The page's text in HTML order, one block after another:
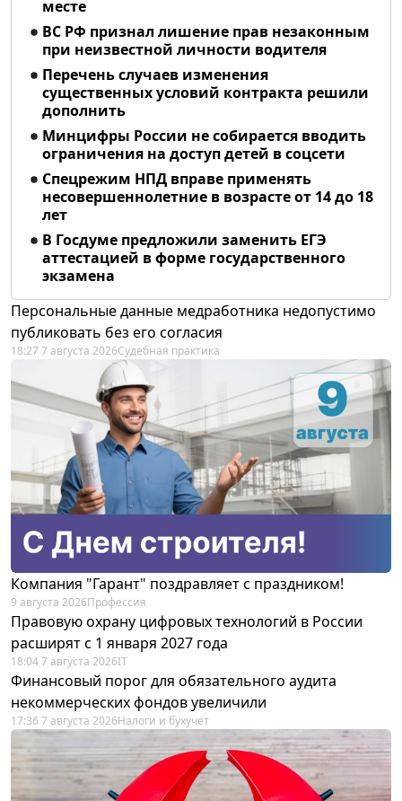
месте
ВС РФ признал лишение прав незаконным
при неизвестной личности водителя
Перечень случаев изменения
существенных условий контракта решили
дополнить
Минцифры России не собирается вводить
ограничения на доступ детей в соцсети
Спецрежим НПД вправе применять
несовершеннолетние в возрасте от 14 до 18
лет
В Госдуме предложили заменить ЕГЭ
аттестацией в форме государственного
экзамена
Персональные данные медработника недопустимо
публиковать без его согласия
18:27 7 августа 2026Судебная практика
Компания "Гарант" поздравляет с праздником!
9 августа 2026Профессия
Правовую охрану цифровых технологий в России
расширят с 1 января 2027 года
18:04 7 августа 2026IT
Финансовый порог для обязательного аудита
некоммерческих фондов увеличили
17:36 7 августа 2026Налоги и бухучет